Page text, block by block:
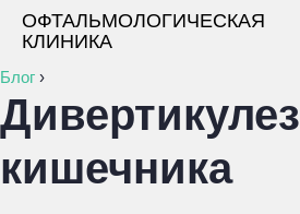
ОФТАЛЬМОЛОГИЧЕСКАЯ
КЛИНИКА
Блог ›
Дивертикулез
кишечника